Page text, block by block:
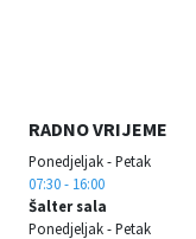
RADNO VRIJEME
Ponedjeljak - Petak
07:30 - 16:00
Šalter sala
Ponedjeljak - Petak